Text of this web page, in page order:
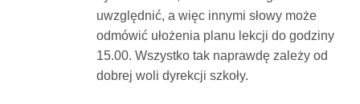
uwzględnić, a więc innymi słowy może
odmówić ułożenia planu lekcji do godziny
15.00. Wszystko tak naprawdę zależy od
dobrej woli dyrekcji szkoły.